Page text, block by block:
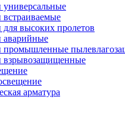
высоких пролетов
аварийные
промышленные
взрывозащищенные
арматура